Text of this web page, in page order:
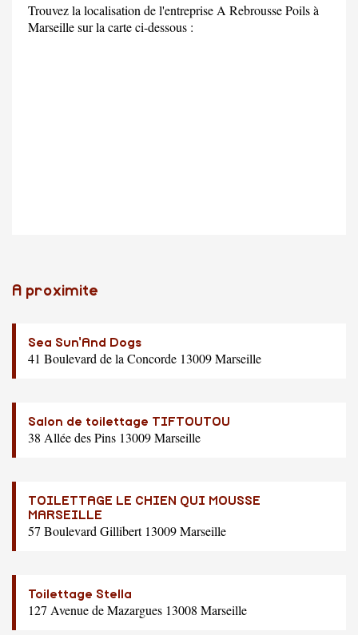
Trouvez la localisation de l'entreprise A Rebrousse Poils à
Marseille sur la carte ci-dessous :
A proximite
Sea Sun'And Dogs
41 Boulevard de la Concorde 13009 Marseille
Salon de toilettage TIFTOUTOU
38 Allée des Pins 13009 Marseille
TOILETTAGE LE CHIEN QUI MOUSSE
MARSEILLE
57 Boulevard Gillibert 13009 Marseille
Toilettage Stella
127 Avenue de Mazargues 13008 Marseille